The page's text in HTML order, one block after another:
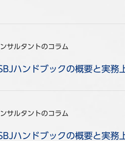
サルタントのコラム
ハンドブックの概要と実
サルタントのコラム
ハンドブックの概要と実